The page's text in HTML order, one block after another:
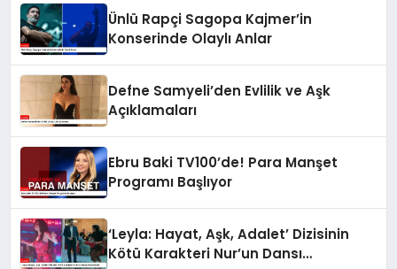
Ünlü Rapçi Sagopa Kajmer’in
Konserinde Olaylı Anlar
Defne Samyeli’den Evlilik ve Aşk
Açıklamaları
Ebru Baki TV100’de! Para Manşet
Programı Başlıyor
‘Leyla: Hayat, Aşk, Adalet’ Dizisinin
Kötü Karakteri Nur’un Dansı